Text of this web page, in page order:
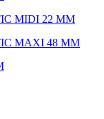
MIDI 22 ММ
MAXI 48 ММ